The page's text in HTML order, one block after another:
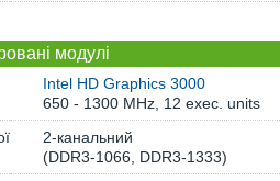
модулі
Intel HD Graphics 3000
650 - 1300 MHz, 12 exec. units
2-канальний
(DDR3-1066, DDR3-1333)